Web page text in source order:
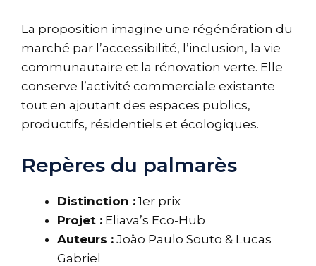
La proposition imagine une régénération du
marché par l’accessibilité, l’inclusion, la vie
communautaire et la rénovation verte. Elle
conserve l’activité commerciale existante
tout en ajoutant des espaces publics,
productifs, résidentiels et écologiques.
Repères du palmarès
Distinction : 1er prix
Projet : Eliava’s Eco-Hub
Auteurs : João Paulo Souto & Lucas
Gabriel